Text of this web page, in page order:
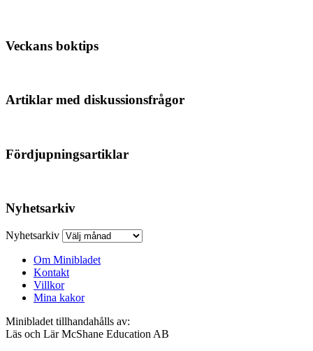
Veckans boktips
Artiklar med diskussionsfrågor
Fördjupningsartiklar
Nyhetsarkiv
Nyhetsarkiv
Om Minibladet
Kontakt
Villkor
Mina kakor
Minibladet tillhandahålls av:
Läs och Lär McShane Education AB